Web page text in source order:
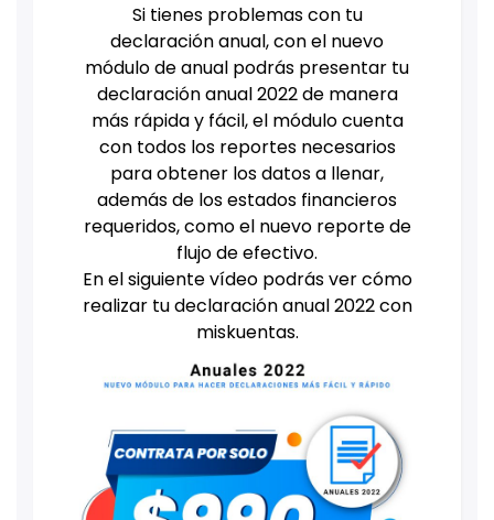
Si tienes problemas con tu
declaración anual, con el nuevo
módulo de anual podrás presentar tu
declaración anual 2022 de manera
más rápida y fácil, el módulo cuenta
con todos los reportes necesarios
para obtener los datos a llenar,
además de los estados financieros
requeridos, como el nuevo reporte de
flujo de efectivo.
En el siguiente vídeo podrás ver cómo
realizar tu declaración anual 2022 con
miskuentas.